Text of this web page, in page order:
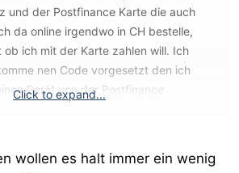
und der Postfinance Karte die auch
da online irgendwo in CH bestelle,
ich mit der Karte zahlen will. Ich
nen Code vorgesetzt den ich
Gerät von der Postfinance
Click to expand...
wollen es halt immer ein wenig